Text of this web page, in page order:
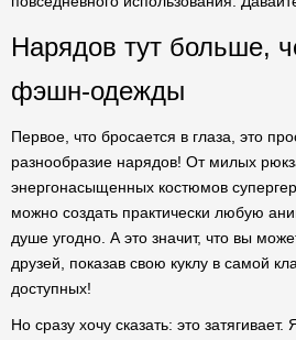
Нарядов тут больше,
фэшн-одежды
Первое, что бросается в глаза, это
разнообразие нарядов! От милых
энергонасыщенных костюмов
можно создать практически любую
душе угодно. А это значит, что вы
друзей, показав свою куклу в самой
доступных!
Но сразу хочу сказать: это